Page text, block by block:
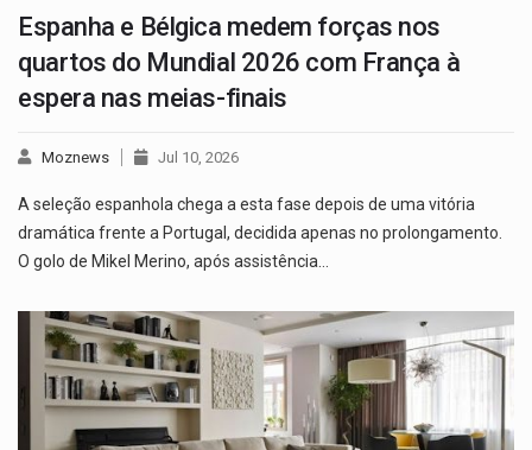
Espanha e Bélgica medem forças nos
quartos do Mundial 2026 com França à
espera nas meias-finais
Moznews Jul 10, 2026
A seleção espanhola chega a esta fase depois de uma vitória
dramática frente a Portugal, decidida apenas no prolongamento.
O golo de Mikel Merino, após assistência…